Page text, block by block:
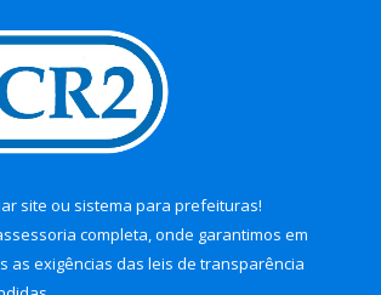
site ou sistema para prefeituras!
completa, onde garantimos em
as exigências das leis de transparência